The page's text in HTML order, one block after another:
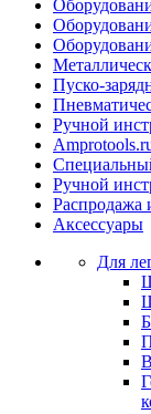
Пуско-
Ручной
Ручной
Распродажа
Аксессуары
Для